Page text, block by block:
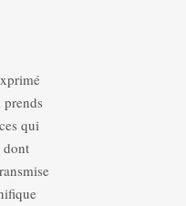
qui
dont